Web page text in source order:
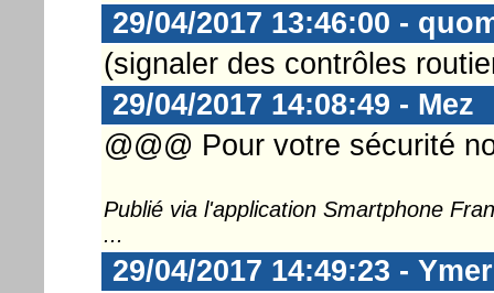
29/04/2017 13:46:00 -
(signaler des contrôles
29/04/2017 14:08:49 - Mez
@@@ Pour votre sécurité
Publié via l'application Smartphone
...
29/04/2017 14:49:23 -